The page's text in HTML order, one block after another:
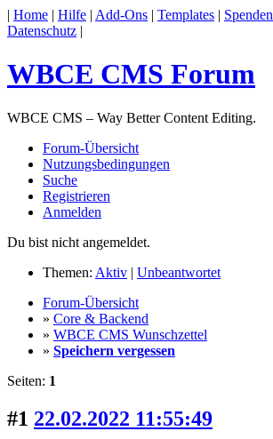
| Home | Hilfe | Add-Ons | Templates | Spenden
Datenschutz |
WBCE CMS Forum
WBCE CMS – Way Better Content Editing.
Forum-Übersicht
Nutzungsbedingungen
Suche
Registrieren
Anmelden
Du bist nicht angemeldet.
Themen: Aktiv | Unbeantwortet
Forum-Übersicht
» Core & Backend
» WBCE CMS Wunschzettel
» Speichern vergessen
Seiten: 1
#1 22.02.2022 11:55:49